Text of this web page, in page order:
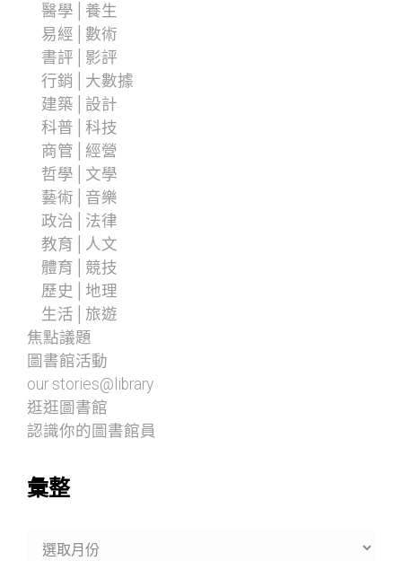
醫學│養生
易經│數術
書評│影評
行銷│大數據
建築│設計
科普│科技
商管│經營
哲學│文學
藝術│音樂
政治│法律
教育│人文
體育│競技
歷史│地理
生活│旅遊
焦點議題
圖書館活動
our stories@library
逛逛圖書館
認識你的圖書館員
彙整